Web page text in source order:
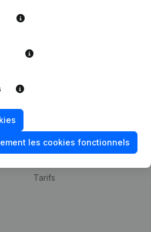
les cookies fonctionnels
Contact
Tarifs